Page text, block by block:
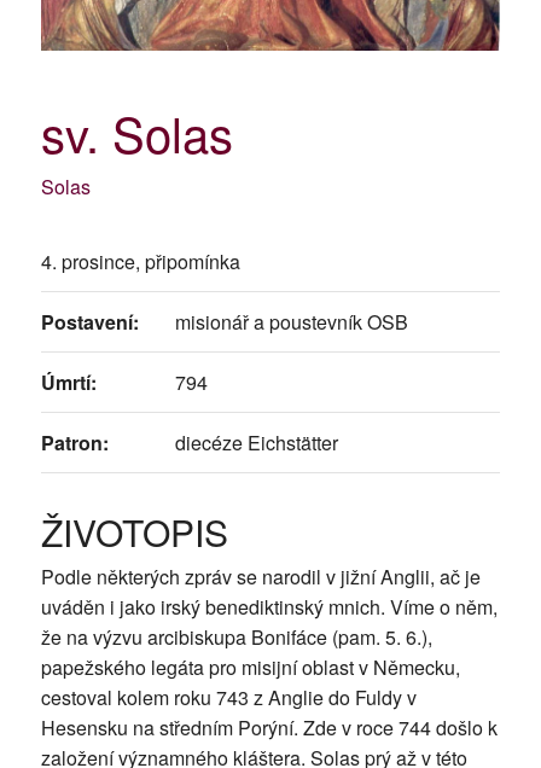
sv. Solas
Solas
4. prosince, připomínka
Postavení: misionář a poustevník OSB
Úmrtí: 794
Patron: diecéze Eichstätter
ŽIVOTOPIS
Podle některých zpráv se narodil v jižní Anglii, ač je
uváděn i jako irský benediktinský mnich. Víme o něm,
že na výzvu arcibiskupa Bonifáce (pam. 5. 6.),
papežského legáta pro misijní oblast v Německu,
cestoval kolem roku 743 z Anglie do Fuldy v
Hesensku na středním Porýní. Zde v roce 744 došlo k
založení významného kláštera. Solas prý až v této